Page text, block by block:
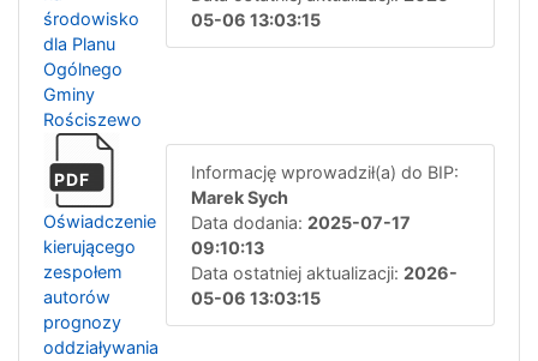
środowisko
dla Planu
Ogólnego
Gminy
Rościszewo
05-06 13:03:15
PDF
Oświadczenie
kierującego
zespołem
autorów
prognozy
oddziaływania
Informację wprowadził(a) do BIP:
Marek Sych
Data dodania: 2025-07-17
09:10:13
Data ostatniej aktualizacji: 2026-
05-06 13:03:15